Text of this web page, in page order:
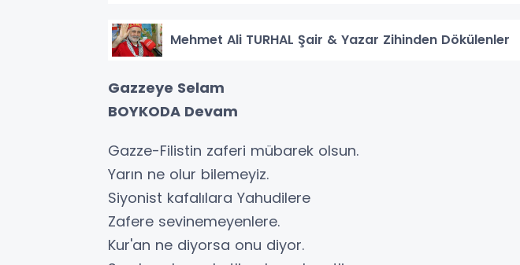
Mehmet Ali TURHAL Şair & Yazar Zihinden Dökülenler
Gazzeye Selam
BOYKODA Devam
Gazze-Filistin zaferi mübarek olsun.
Yarın ne olur bilemeyiz.
Siyonist kafalılara Yahudilere
Zafere sevinemeyenlere.
Kur'an ne diyorsa onu diyor.